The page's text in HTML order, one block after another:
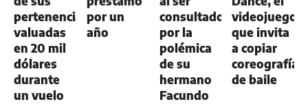
pertenencias
valuadas
en 20 mil
dólares
durante
un vuelo
por un
año
consultado
por la
polémica
de su
hermano
Facundo
videojuego
que invita
a copiar
coreografías
de baile